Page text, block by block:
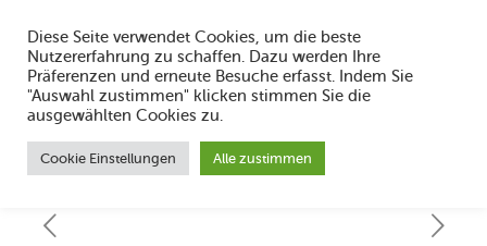
Pommes Salz Sorten im Vergleich 2026:
Diese Seite verwendet Cookies, um die beste
Nutzererfahrung zu schaffen. Dazu werden Ihre
Präferenzen und erneute Besuche erfasst. Indem Sie
"Auswahl zustimmen" klicken stimmen Sie die
ausgewählten Cookies zu.
Cookie Einstellungen Alle zustimmen